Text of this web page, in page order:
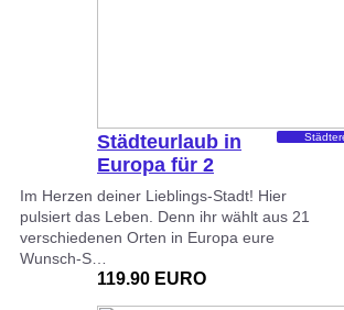
Städteurlaub in
Europa für 2
Im Herzen deiner Lieblings-Stadt! Hier
pulsiert das Leben. Denn ihr wählt aus 21
verschiedenen Orten in Europa eure
Wunsch-S…
119.90 EURO